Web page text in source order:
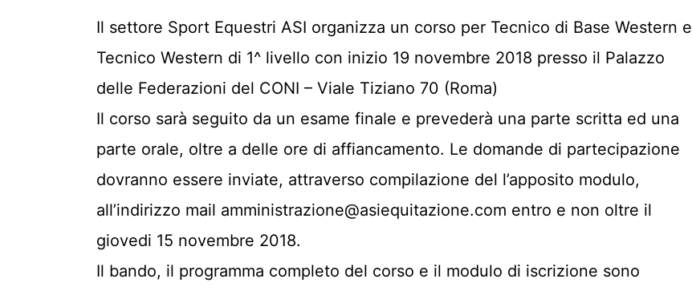
Il settore Sport Equestri ASI organizza un corso per Tecnico di Base Western e
Tecnico Western di 1^ livello con inizio 19 novembre 2018 presso il Palazzo
delle Federazioni del CONI – Viale Tiziano 70 (Roma)
Il corso sarà seguito da un esame finale e prevederà una parte scritta ed una
parte orale, oltre a delle ore di affiancamento. Le domande di partecipazione
dovranno essere inviate, attraverso compilazione del l’apposito modulo,
all’indirizzo mail amministrazione@asiequitazione.com entro e non oltre il
giovedi 15 novembre 2018.
Il bando, il programma completo del corso e il modulo di iscrizione sono